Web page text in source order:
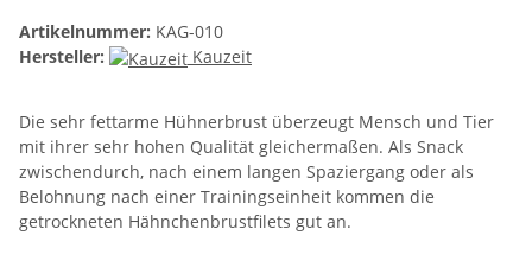
Artikelnummer: KAG-010
Hersteller:
Kauzeit
Die sehr fettarme Hühnerbrust überzeugt Mensch und Tier
mit ihrer sehr hohen Qualität gleichermaßen. Als Snack
zwischendurch, nach einem langen Spaziergang oder als
Belohnung nach einer Trainingseinheit kommen die
getrockneten Hähnchenbrustfilets gut an.